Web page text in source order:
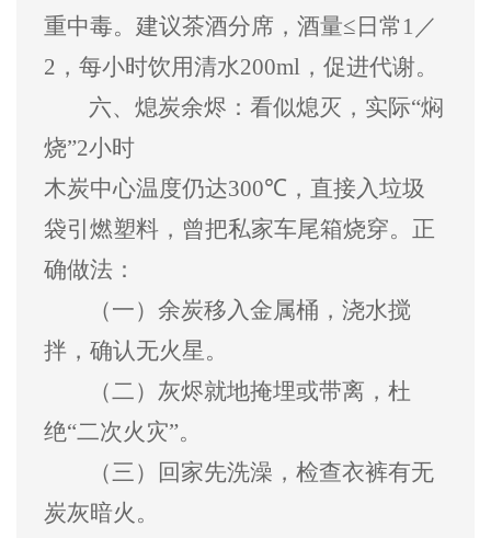
重中毒。建议茶酒分席，酒量≤ 日常 1 ／
2 ，每小时饮用清水200ml ，促进代谢。
六、 熄炭余烬 ：看似熄灭，实际“焖
烧”2小时
木炭中心温度仍达300℃ ，直接入垃圾
袋引燃塑料，曾把私家车尾箱烧穿。正
确做法：
（一） 余炭移入金属桶，浇水搅
拌，确认无火星。
（二） 灰烬就地掩埋或带离，杜
绝“二次火灾”。
（三）
回家先洗澡，检查衣裤有无
炭灰暗火。